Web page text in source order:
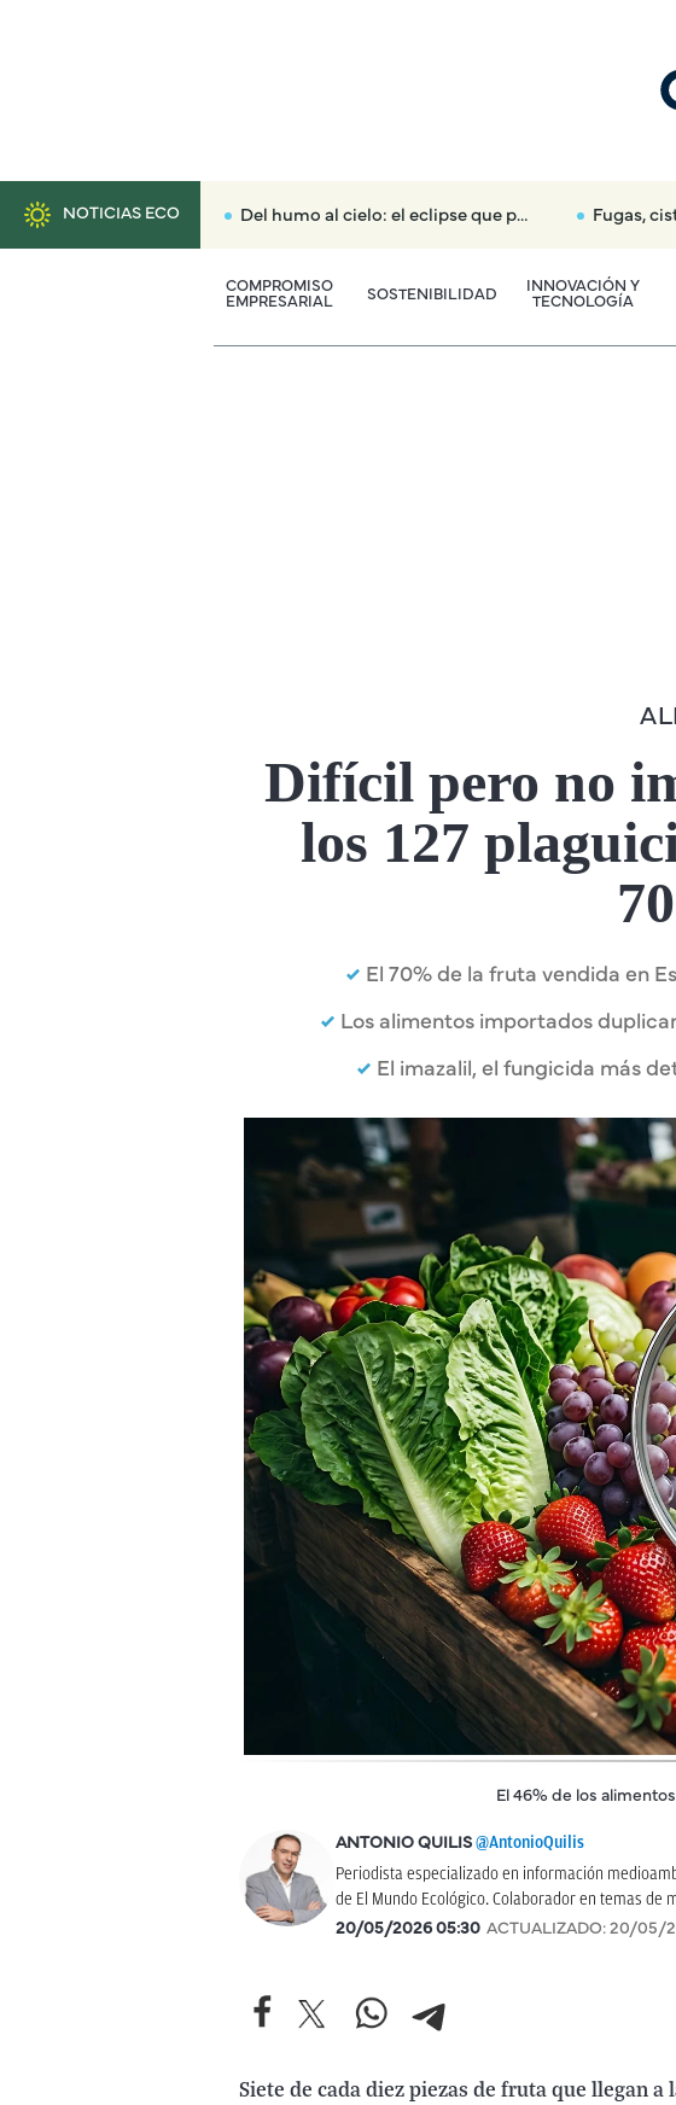
NOTICIAS ECO Del humo al cielo: el eclipse que puede reconciliarnos con el territorio Fugas, cisternas rotas o una
COMPROMISO
EMPRESARIAL
SOSTENIBILIDAD
INNOVACIÓN Y
TECNOLOGÍA
Difícil pero no
los 127
El 70% de la fruta vendida en
Los alimentos importados
El imazalil, el fungicida más
El 46% de los
ANTONIO QUILIS @AntonioQuilis
Periodista especializado en información
de El Mundo Ecológico. Colaborador en temas de
20/05/2026 05:30 ACTUALIZADO: 20/05/
Siete de cada diez piezas de fruta que llegan a